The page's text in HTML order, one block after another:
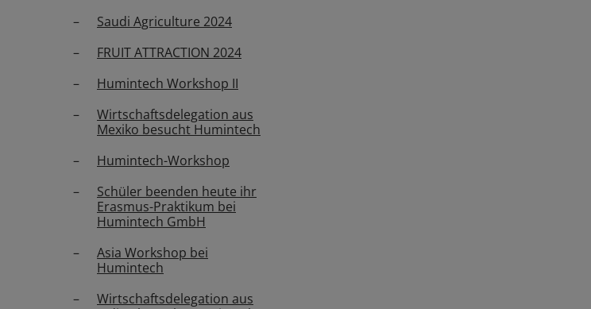
Saudi Agriculture 2024
FRUIT ATTRACTION 2024
Humintech Workshop II
Wirtschaftsdelegation aus
Mexiko besucht Humintech
Humintech-Workshop
Schüler beenden heute ihr
Erasmus-Praktikum bei
Humintech GmbH
Asia Workshop bei
Humintech
Wirtschaftsdelegation aus